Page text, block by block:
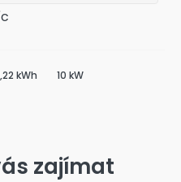
kWh 10 kW
zajímat